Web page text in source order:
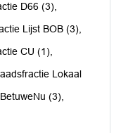
D66 (3),
Lijst BOB (3),
CU (1),
Lokaal
(3),